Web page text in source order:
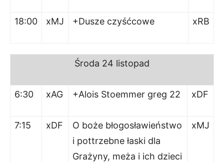
18:00 xMJ +Dusze czyśćcowe xRB
Środa 24 listopad
6:30 xAG +Alois Stoemmer greg 22 xDF
7:15 xDF
O boże błogosławieństwo
i pottrzebne łaski dla
Grażyny, meża i ich dzieci
xMJ